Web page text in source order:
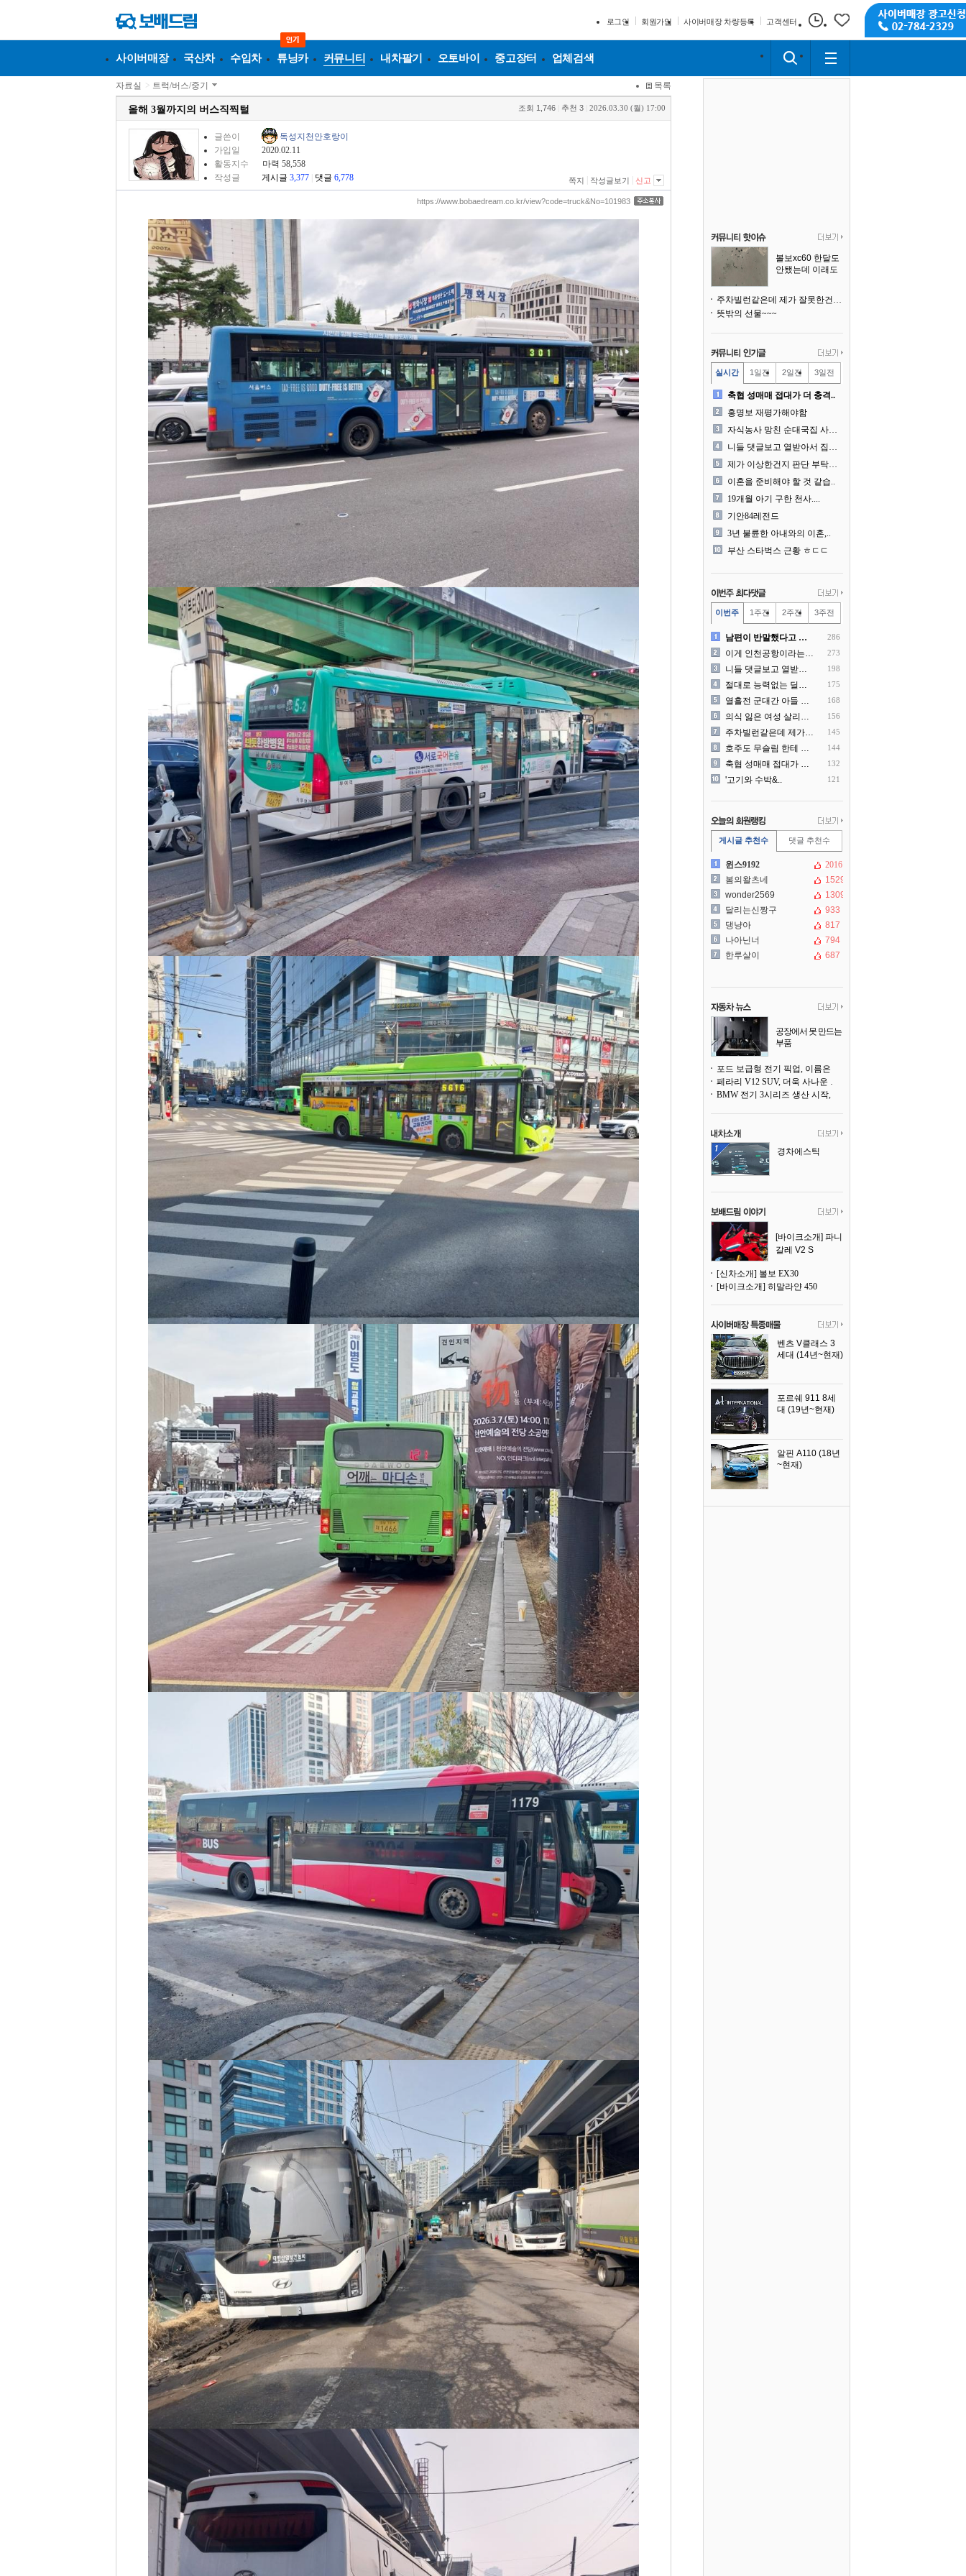
로그인 회원가입 사이버매장 차량등록 고객센터
사이버매장 국산차 수입차 튜닝카 커뮤니티 내차팔기 오토바이 중고장터 업체검색
자료실 > 트럭/버스/중기 목록
올해 3월까지의 버스직찍털 조회 1,746 추천 3 2026.03.30 (월) 17:00
글쓴이
독성지천안호랑이
가입일
2020.02.11
활동지수
마력 58,558
작성글
게시글 3,377 댓글 6,778 쪽지 작성글보기 신고
https://www.bobaedream.co.kr/view?code=truck&No=101983
볼보xc60 한달도
안됐는데 이래도
주차빌런같은데 제가 잘못한건가요
뜻밖의 선물~~~
실시간 1일전 2일전 3일전
축협 성매매 접대가 더 충격..
홍명보 재평가해야함
자식농사 망친 순대국집 사장..
니들 댓글보고 열받아서 집구..
제가 이상한건지 판단 부탁드..
이혼을 준비해야 할 것 같습..
19개월 아기 구한 천사....
기안84레전드
3년 불륜한 아내와의 이혼,..
부산 스타벅스 근황 ㅎㄷㄷ
이번주 1주전 2주전 3주전
남편이 반말했다고 똑같이 반.. 286
이게 인천공항이라는게 믿겨지.. 273
니들 댓글보고 열받아서 집구.. 198
절대로 능력없는 딜러를 쓰지.. 175
열흘전 군대간 아들 소포(가.. 168
의식 잃은 여성 살리려다 성.. 156
주차빌런같은데 제가 잘못한건.. 145
호주도 무슬림 한테 점령 당.. 144
축협 성매매 접대가 더 충격.. 132
'고기와 수박&.. 121
게시글 추천수 댓글 추천수
윈스9192
2016
봄의왈츠네
1529
wonder2569
1309
달리는신짱구
933
댕냥아
817
나아닌너
794
한루살이
687
공장에서 못 만드는
부품
어낸다
페라리 V12 SUV, 더욱 사나운 얼굴로 돌아온다
경차에스틱
[바이크소개] 파니
갈레 V2 S
[신차소개] 볼보 EX30
[바이크소개] 히말라얀 450
벤츠 V클래스 3
세대 (14년~현재)
포르쉐 911 8세
대 (19년~현재)
알핀 A110 (18년
~현재)